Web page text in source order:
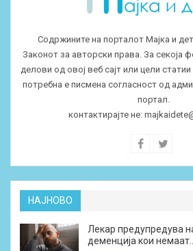
Содржините на порталот Мајка и
Законот за авторски права. За секоја
делови од овој веб сајт или цели
потребна е писмена согласност од
портал.
контактирајте не:
НАЈНОВО
Лекар предупредува
деменција кои немаат…